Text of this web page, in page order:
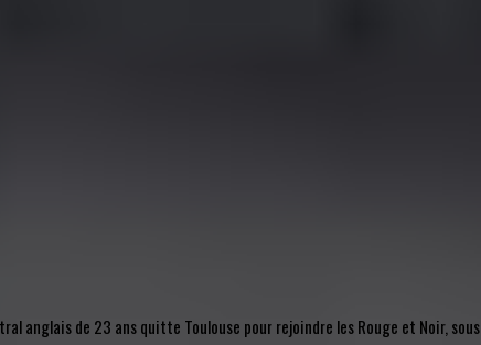
anglais de 23 ans quitte Toulouse pour rejoindre les Rouge et Noir, sous...